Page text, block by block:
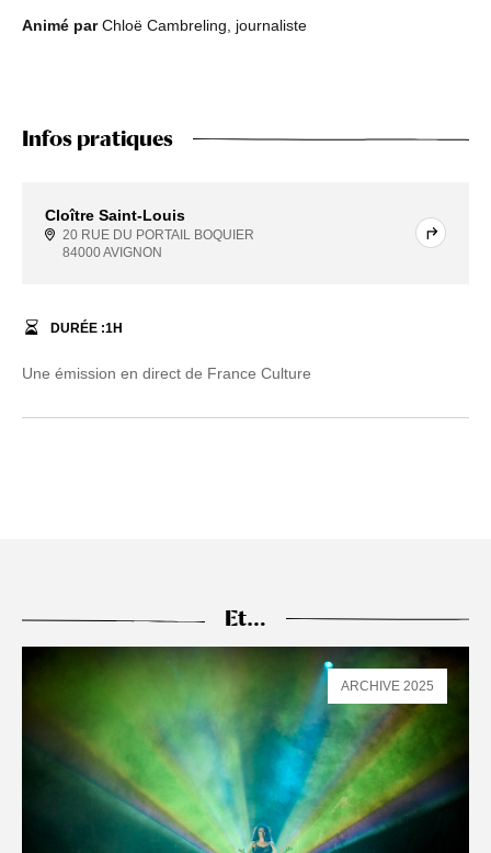
Animé parChloë Cambreling, journaliste
Infos pratiques
Cloître Saint-Louis
20 RUE DU PORTAIL BOQUIER
84000 AVIGNON
DURÉE :1H
Une émission en direct de France Culture
Et…
ARCHIVE 2025